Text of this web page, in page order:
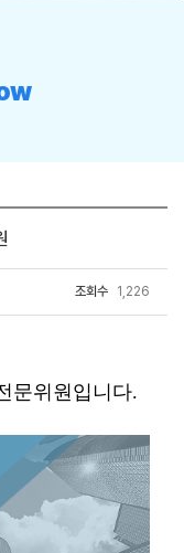
조회수 1,226
문위원입니다.